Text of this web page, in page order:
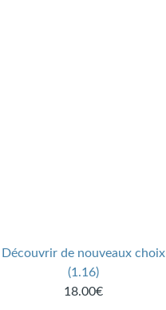
Découvrir de nouveaux choix
(1.16)
18.00€